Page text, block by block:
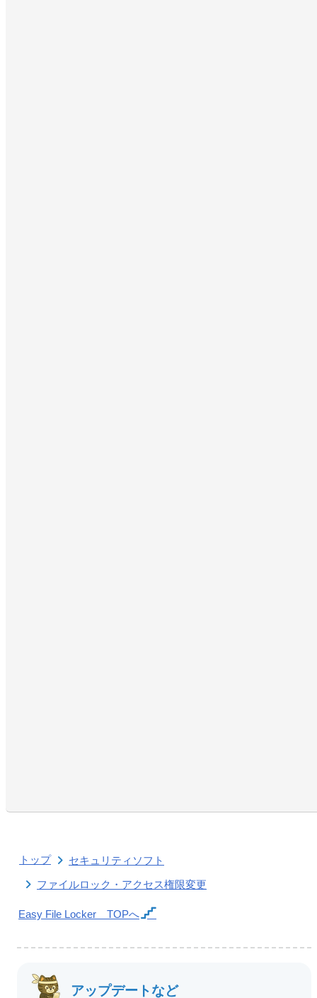
トップ
セキュリティソフト
ファイルロック・アクセス権限変更
Easy File Locker TOPへ
アップデートなど